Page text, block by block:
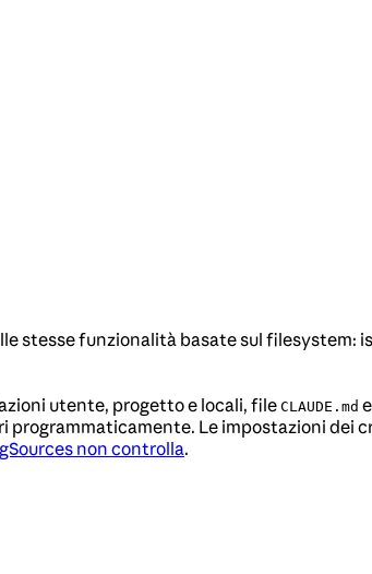
stesse funzionalità basate sul filesystem:
utente, progetto e locali, file CLAUDE.md
programmaticamente. Le impostazioni dei
non controlla.